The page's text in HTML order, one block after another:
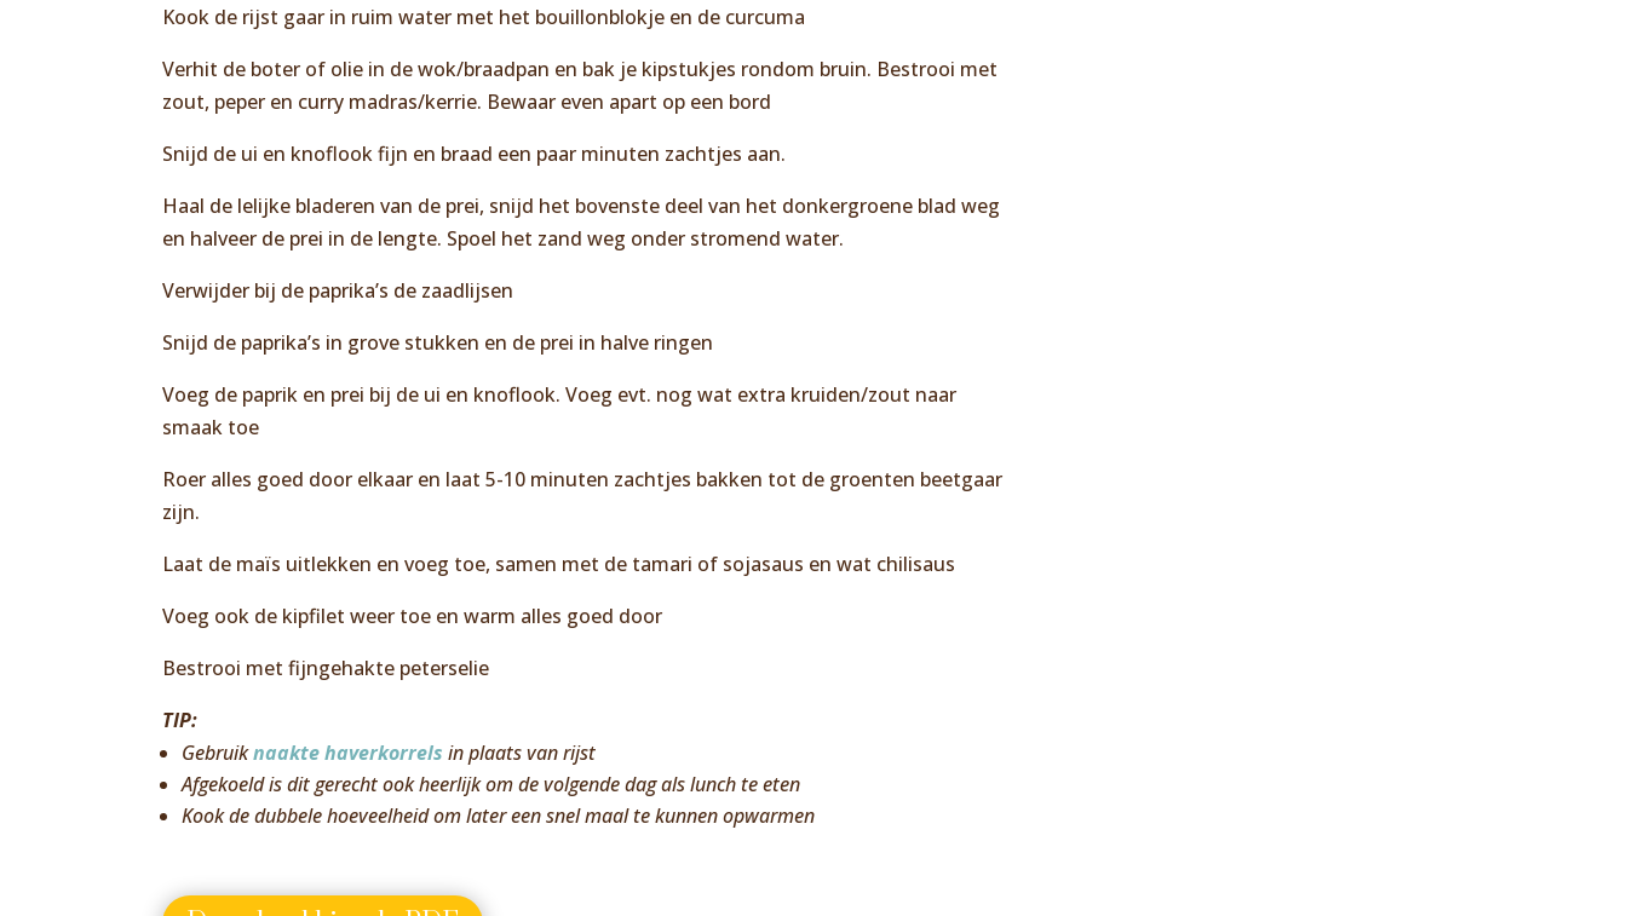
Kook de rijst gaar in ruim water met het bouillonblokje en de curcuma
Verhit de boter of olie in de wok/braadpan en bak je kipstukjes rondom bruin. Bestrooi met
zout, peper en curry madras/kerrie. Bewaar even apart op een bord
Snijd de ui en knoflook fijn en braad een paar minuten zachtjes aan.
Haal de lelijke bladeren van de prei, snijd het bovenste deel van het donkergroene blad weg
en halveer de prei in de lengte. Spoel het zand weg onder stromend water.
Verwijder bij de paprika’s de zaadlijsen
Snijd de paprika’s in grove stukken en de prei in halve ringen
Voeg de paprik en prei bij de ui en knoflook. Voeg evt. nog wat extra kruiden/zout naar
smaak toe
Roer alles goed door elkaar en laat 5-10 minuten zachtjes bakken tot de groenten beetgaar
zijn.
Laat de maïs uitlekken en voeg toe, samen met de tamari of sojasaus en wat chilisaus
Voeg ook de kipfilet weer toe en warm alles goed door
Bestrooi met fijngehakte peterselie
TIP:
Gebruiknaakte haverkorrels in plaats van rijst
Afgekoeld is dit gerecht ook heerlijk om de volgende dag als lunch te eten
Kook de dubbele hoeveelheid om later een snel maal te kunnen opwarmen